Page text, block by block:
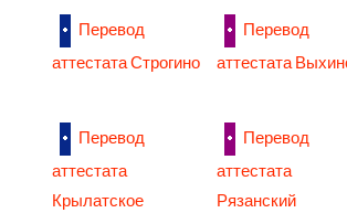
Перевод
аттестата Строгино
Перевод
аттестата
Перевод
аттестата
Крылатское
Перевод
аттестата
Рязанский